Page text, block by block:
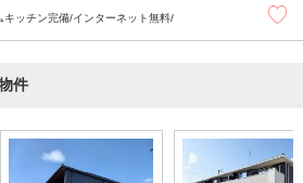
ッチン完備/インターネット無料/
件